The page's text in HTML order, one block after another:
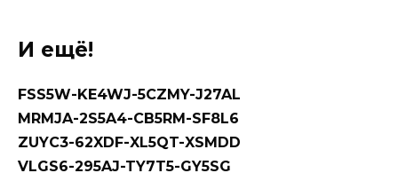
И ещё!
FSS5W-KE4WJ-5CZMY-J27AL
MRMJA-2S5A4-CB5RM-SF8L6
ZUYC3-62XDF-XL5QT-XSMDD
VLGS6-295AJ-TY7T5-GY5SG